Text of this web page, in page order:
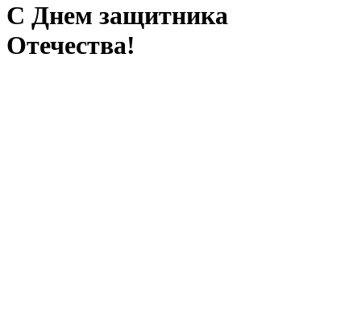
С Днем защитника
Отечества!